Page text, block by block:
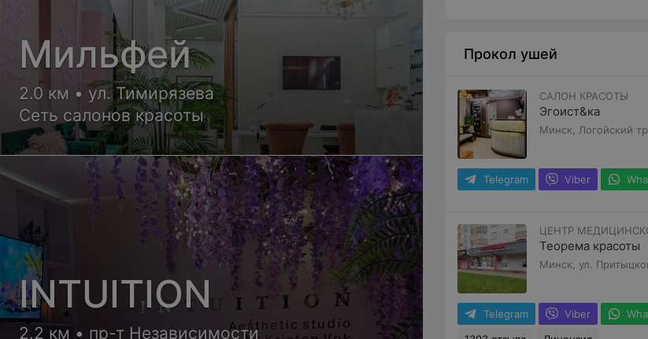
Прокол ушей
САЛОН КРАСОТЫ
Эгоист&ка
Минск, Логойский
Telegram Viber
ЦЕНТР
Теорема красоты
Минск, ул.
Telegram Viber
Мильфей
2.0 км • ул. Тимирязева
Сеть салонов красоты
INTUITION
2.2 км • пр-т Независимости